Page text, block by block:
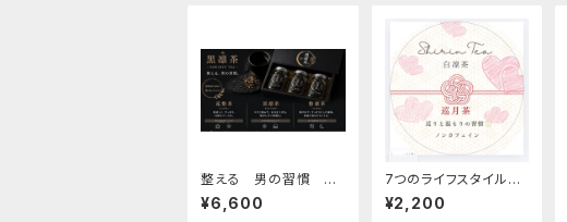
整える 男の習慣 コ
ンセプトティー 黒凜
茶 父の日 GIFT プ
¥6,600
7つのライフスタイルコ
ンセプトティー 巡月茶
¥2,200